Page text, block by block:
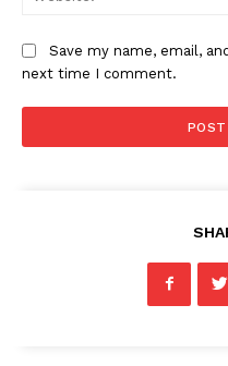
Save my name, email,
next time I comment.